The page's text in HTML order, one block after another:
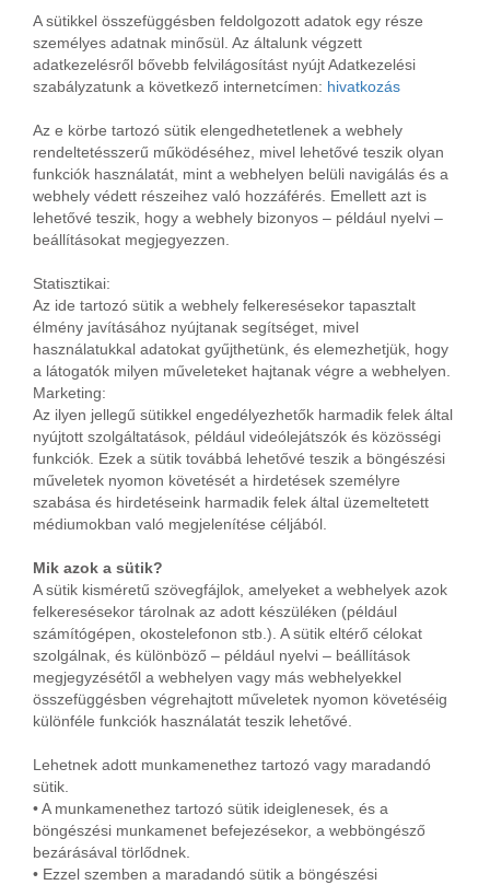
A sütikkel összefüggésben feldolgozott adatok egy része
személyes adatnak minősül. Az általunk végzett
adatkezelésről bővebb felvilágosítást nyújt Adatkezelési
szabályzatunk a következő internetcímen: hivatkozás
Az e körbe tartozó sütik elengedhetetlenek a webhely
rendeltetésszerű működéséhez, mivel lehetővé teszik olyan
funkciók használatát, mint a webhelyen belüli navigálás és a
webhely védett részeihez való hozzáférés. Emellett azt is
lehetővé teszik, hogy a webhely bizonyos – például nyelvi –
beállításokat megjegyezzen.
Statisztikai:
Az ide tartozó sütik a webhely felkeresésekor tapasztalt
élmény javításához nyújtanak segítséget, mivel
használatukkal adatokat gyűjthetünk, és elemezhetjük, hogy
a látogatók milyen műveleteket hajtanak végre a webhelyen.
Marketing:
Az ilyen jellegű sütikkel engedélyezhetők harmadik felek által
nyújtott szolgáltatások, például videólejátszók és közösségi
funkciók. Ezek a sütik továbbá lehetővé teszik a böngészési
műveletek nyomon követését a hirdetések személyre
szabása és hirdetéseink harmadik felek által üzemeltetett
médiumokban való megjelenítése céljából.
Mik azok a sütik?
A sütik kisméretű szövegfájlok, amelyeket a webhelyek azok
felkeresésekor tárolnak az adott készüléken (például
számítógépen, okostelefonon stb.). A sütik eltérő célokat
szolgálnak, és különböző – például nyelvi – beállítások
megjegyzésétől a webhelyen vagy más webhelyekkel
összefüggésben végrehajtott műveletek nyomon követéséig
különféle funkciók használatát teszik lehetővé.
Lehetnek adott munkamenethez tartozó vagy maradandó
sütik.
• A munkamenethez tartozó sütik ideiglenesek, és a
böngészési munkamenet befejezésekor, a webböngésző
bezárásával törlődnek.
• Ezzel szemben a maradandó sütik a böngészési